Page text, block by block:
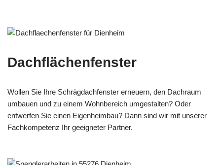
Dachflächenfenster
Wollen Sie Ihre Schrägdachfenster erneuern, den Dachraum
umbauen und zu einem Wohnbereich umgestalten? Oder
entwerfen Sie einen Eigenheimbau? Dann sind wir mit unserer
Fachkompetenz Ihr geeigneter Partner.